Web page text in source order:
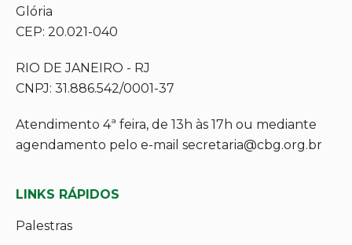
Glória
CEP: 20.021-040
RIO DE JANEIRO - RJ
CNPJ: 31.886.542/0001-37
Atendimento 4ª feira, de 13h às 17h ou mediante
agendamento pelo e-mail secretaria@cbg.org.br
LINKS RÁPIDOS
Palestras